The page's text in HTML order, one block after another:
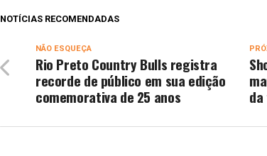
NOTÍCIAS RECOMENDADAS
NÃO ESQUEÇA
Rio Preto Country Bulls registra
recorde de público em sua edição
comemorativa de 25 anos